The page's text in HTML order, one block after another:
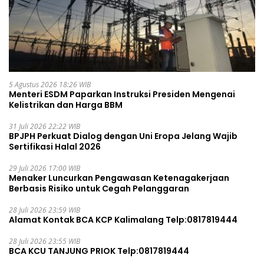
5 Agustus 2026 18:26 WIB
Menteri ESDM Paparkan Instruksi Presiden Mengenai
Kelistrikan dan Harga BBM
31 Juli 2026 22:22 WIB
BPJPH Perkuat Dialog dengan Uni Eropa Jelang Wajib
Sertifikasi Halal 2026
29 Juli 2026 17:00 WIB
Menaker Luncurkan Pengawasan Ketenagakerjaan
Berbasis Risiko untuk Cegah Pelanggaran
28 Juli 2026 23:59 WIB
Alamat Kontak BCA KCP Kalimalang Telp:0817819444
28 Juli 2026 23:55 WIB
BCA KCU TANJUNG PRIOK Telp:0817819444